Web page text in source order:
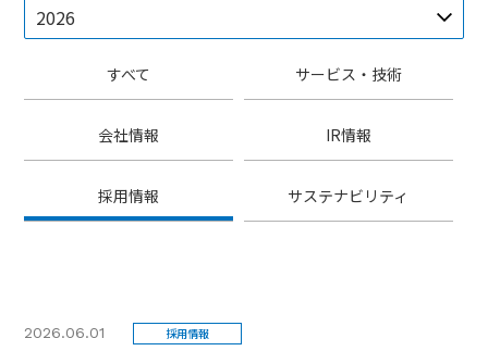
すべて サービス・技術
会社情報 IR情報
採用情報 サステナビリティ
2026.06.01 採用情報